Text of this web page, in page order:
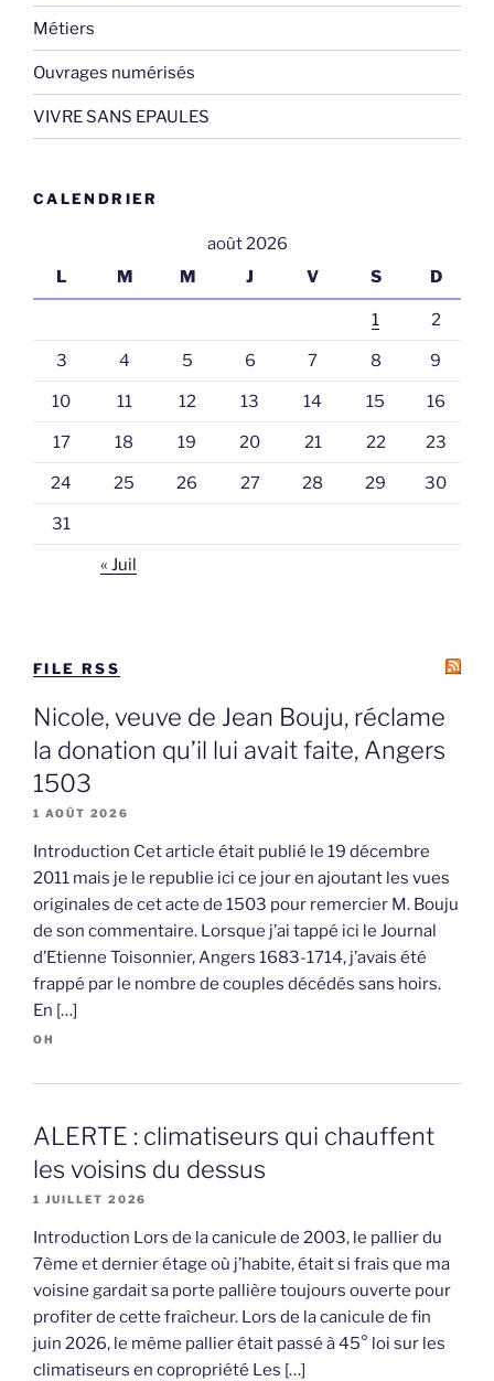
Métiers
Ouvrages numérisés
VIVRE SANS EPAULES
CALENDRIER
août 2026
L
M M J V S D
1 2
3 4 5 6 7 8 9
10 11 12 13 14 15 16
17 18 19 20 21 22 23
24 25 26 27 28 29 30
31
« Juil
FILE RSS
Nicole, veuve de Jean Bouju, réclame
la donation qu’il lui avait faite, Angers
1503
1 AOÛT 2026
Introduction Cet article était publié le 19 décembre
2011 mais je le republie ici ce jour en ajoutant les vues
originales de cet acte de 1503 pour remercier M. Bouju
de son commentaire. Lorsque j’ai tappé ici le Journal
d’Etienne Toisonnier, Angers 1683-1714, j’avais été
frappé par le nombre de couples décédés sans hoirs.
En […]
OH
ALERTE : climatiseurs qui chauffent
les voisins du dessus
1 JUILLET 2026
Introduction Lors de la canicule de 2003, le pallier du
7ème et dernier étage où j’habite, était si frais que ma
voisine gardait sa porte pallière toujours ouverte pour
profiter de cette fraîcheur. Lors de la canicule de fin
juin 2026, le même pallier était passé à 45° loi sur les
climatiseurs en copropriété Les […]